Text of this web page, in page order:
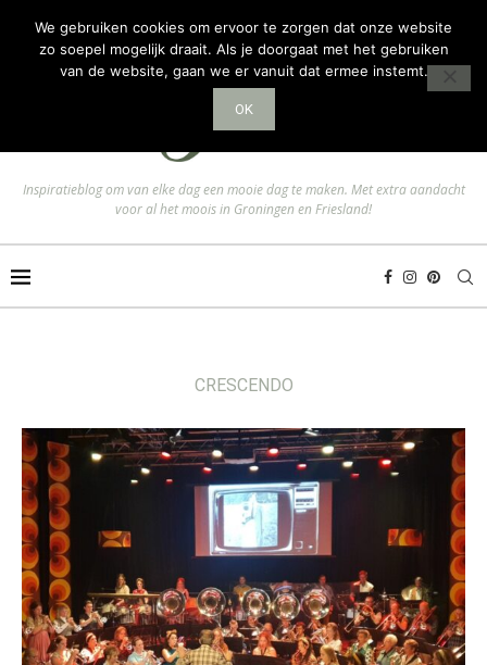
Inspiratieblog om van elke dag een mooie dag te maken. Met extra aandacht
voor al het moois in Groningen en Friesland!
CRESCENDO
We gebruiken cookies om ervoor te zorgen dat onze website
zo soepel mogelijk draait. Als je doorgaat met het gebruiken
van de website, gaan we er vanuit dat ermee instemt.
OK